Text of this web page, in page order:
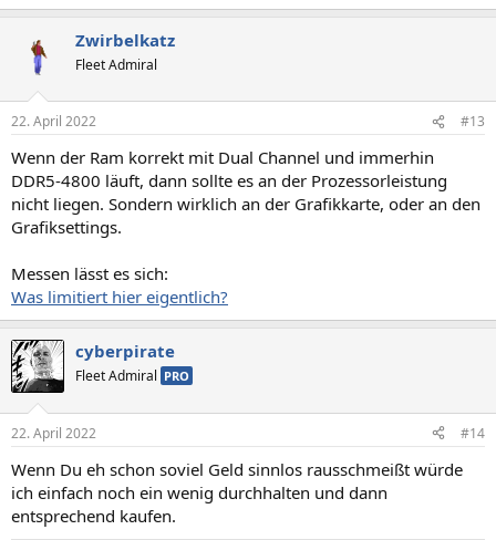
Der Ram ist auf Slot 2 und 4?
XMP ist aktiv?Zwirbelkatz
Fleet Admiral
22. April 2022 #13
Wenn der Ram korrekt mit Dual Channel und immerhin
DDR5-4800 läuft, dann sollte es an der Prozessorleistung
nicht liegen. Sondern wirklich an der Grafikkarte, oder an den
Grafiksettings.
Messen lässt es sich:
Was limitiert hier eigentlich?
cyberpirate
Fleet Admiral PRO
22. April 2022 #14
Wenn Du eh schon soviel Geld sinnlos rausschmeißt würde
ich einfach noch ein wenig durchhalten und dann
entsprechend kaufen.